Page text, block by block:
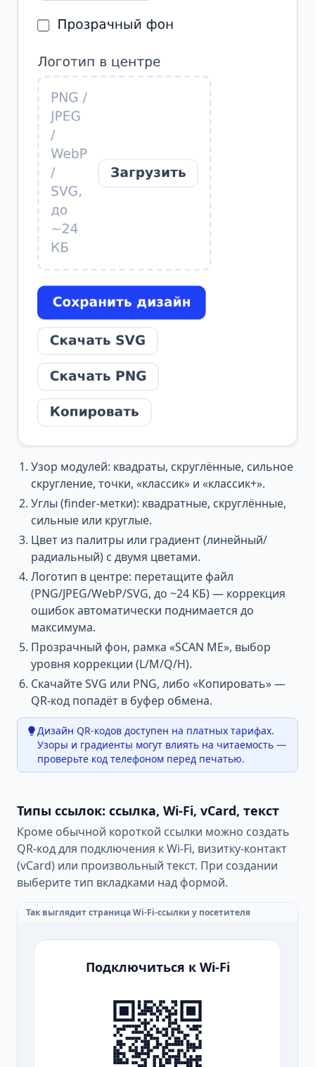
Узор модулей: квадраты, скруглённые, сильное
скругление, точки, «классик» и «классик+».
Углы (finder-метки): квадратные, скруглённые,
сильные или круглые.
Цвет из палитры или градиент (линейный/
радиальный) с двумя цветами.
Логотип в центре: перетащите файл
(PNG/JPEG/WebP/SVG, до ~24 КБ) — коррекция
ошибок автоматически поднимается до
максимума.
Прозрачный фон, рамка «SCAN ME», выбор
уровня коррекции (L/M/Q/H).
Скачайте SVG или PNG, либо «Копировать» —
QR-код попадёт в буфер обмена.
Дизайн QR-кодов доступен на платных тарифах.
Узоры и градиенты могут влиять на читаемость —
проверьте код телефоном перед печатью.
Типы ссылок: ссылка, Wi-Fi, vCard, текст
Кроме обычной короткой ссылки можно создать
QR-код для подключения к Wi-Fi, визитку-контакт
(vCard) или произвольный текст. При создании
выберите тип вкладками над формой.
Так выглядит страница Wi-Fi-ссылки у посетителя
Подключиться к Wi-Fi